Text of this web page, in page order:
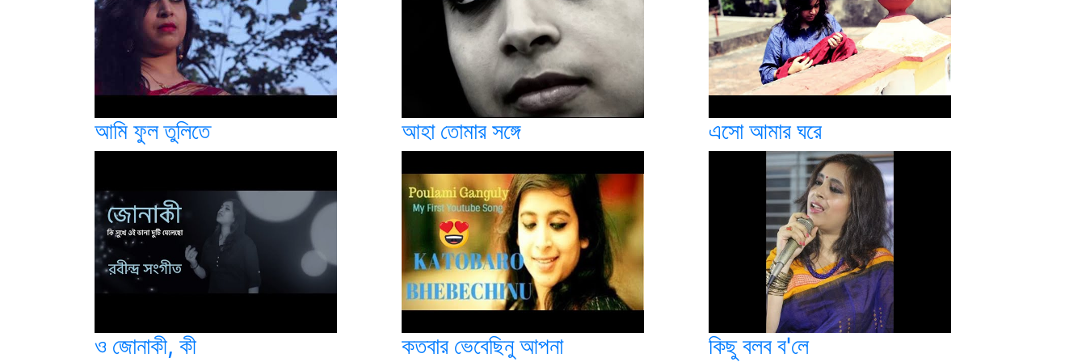
আমি ফুল তুলিতে আহা তোমার সঙ্গে এসো আমার ঘরে
ও জোনাকী, কী কতবার ভেবেছিনু আপনা কিছু বলব ব'লে